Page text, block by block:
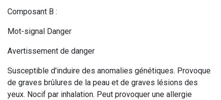
Composant B :
Mot-signal Danger
Avertissement de danger
Susceptible d'induire des anomalies génétiques. Provoque
de graves brûlures de la peau et de graves lésions des
yeux. Nocif par inhalation. Peut provoquer une allergie